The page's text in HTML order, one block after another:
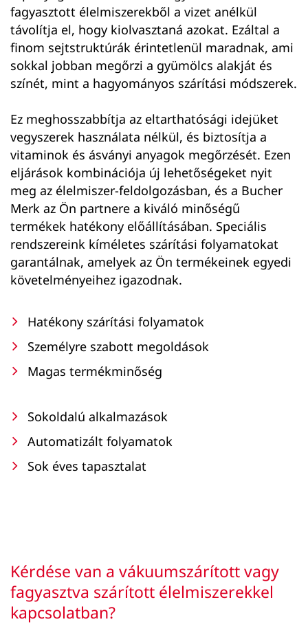
fagyasztott élelmiszerekből a vizet anélkül
távolítja el, hogy kiolvasztaná azokat. Ezáltal a
finom sejtstruktúrák érintetlenül maradnak, ami
sokkal jobban megőrzi a gyümölcs alakját és
színét, mint a hagyományos szárítási módszerek.
Ez meghosszabbítja az eltarthatósági idejüket
vegyszerek használata nélkül, és biztosítja a
vitaminok és ásványi anyagok megőrzését. Ezen
eljárások kombinációja új lehetőségeket nyit
meg az élelmiszer-feldolgozásban, és a Bucher
Merk az Ön partnere a kiváló minőségű
termékek hatékony előállításában. Speciális
rendszereink kíméletes szárítási folyamatokat
garantálnak, amelyek az Ön termékeinek egyedi
követelményeihez igazodnak.
Hatékony szárítási folyamatok
Személyre szabott megoldások
Magas termékminőség
Sokoldalú alkalmazások
Automatizált folyamatok
Sok éves tapasztalat
Kérdése van a vákuumszárított vagy
fagyasztva szárított élelmiszerekkel
kapcsolatban?